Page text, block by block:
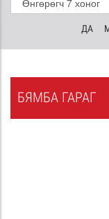
ДА
БЯМБА ГАРАГ